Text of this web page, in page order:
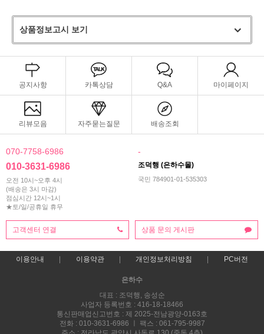
상품정보고시 보기
공지사항 카톡상담 Q&A 마이페이지
리뷰모음 자주묻는질문 배송조회
070-7758-6986
010-3631-6986
오전 10시~오후 4시
(배송은 3시 마감)
점심시간 12시~1시
★토/일/공휴일 휴무
-
조덕행 (은하수몰)
국민 784901-01-535303
고객센터 연결 상품 문의 게시판
이용안내 이용약관 개인정보처리방침 PC버전
은하수
대표 : 조덕행, 송성순
사업자 등록번호 : 416-18-18466
통신판매업신고번호 : 제 2025-전남광양-0163호
전화 : 010-3631-6986 ㅣ 팩스 : 061-795-9987